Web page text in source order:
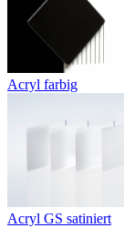
Acryl farbig
Acryl GS satiniert